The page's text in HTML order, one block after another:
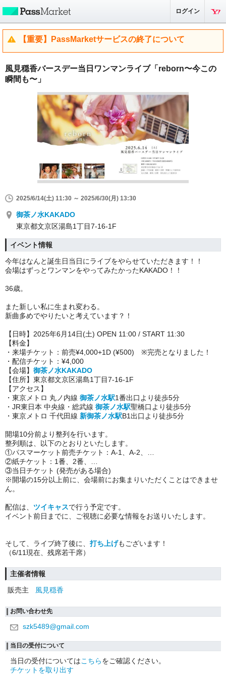
ログイン
【重要】PassMarketサービスの終了について
風見穏香バースデー当日ワンマンライブ「reborn〜今この
瞬間も〜」
2025/6/14(土) 11:30 ～ 2025/6/30(月) 13:30
御茶ノ水KAKADO
東京都文京区湯島1丁目7-16-1F
イベント情報
今年はなんと誕生日当日にライブをやらせていただきます！！
会場はずっとワンマンをやってみたかったKAKADO！！
36歳。
また新しい私に生まれ変わる。
新曲多めでやりたいと考えています？！
【日時】2025年6月14日(土) OPEN 11:00 / START 11:30
【料金】
・来場チケット：前売¥4,000+1D (¥500) ※完売となりました！
・配信チケット：¥4,000
【会場】 御茶ノ水KAKADO
【住所】東京都文京区湯島1丁目7-16-1F
【アクセス】
・東京メトロ 丸ノ内線 御茶ノ水駅1番出口より徒歩5分
・JR東日本 中央線・総武線 御茶ノ水駅聖橋口より徒歩5分
・東京メトロ 千代田線 新御茶ノ水駅B1出口より徒歩5分
開場10分前より整列を行います。
整列順は、以下のとおりといたします。
①パスマーケット前売チケット：A-1、A-2、…
②紙チケット：1番、2番、…
③当日チケット (発売がある場合)
※開場の15分以上前に、会場前にお集まりいただくことはできませ
ん。
配信は、 ツイキャスで行う予定です。
イベント前日までに、ご視聴に必要な情報をお送りいたします。
そして、ライブ終了後に、 打ち上げもございます！
（6/11現在、残席若干席）
主催者情報
販売主
風見穏香
お問い合わせ先
szk5489@gmail.com
当日の受付について
当日の受付についてはこちらをご確認ください。
チケットを取り出す